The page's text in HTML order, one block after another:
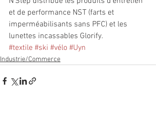
et de performance NST (farts et
imperméabilisants sans PFC) et les
lunettes incassables Glorify.
#textile #ski #vélo #Uyn
Industrie/Commerce